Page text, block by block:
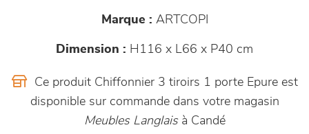
Marque : ARTCOPI
Dimension : H116 x L66 x P40 cm
Ce produit Chiffonnier 3 tiroirs 1 porte Epure est
disponible sur commande dans votre magasin
Meubles Langlaisà Candé